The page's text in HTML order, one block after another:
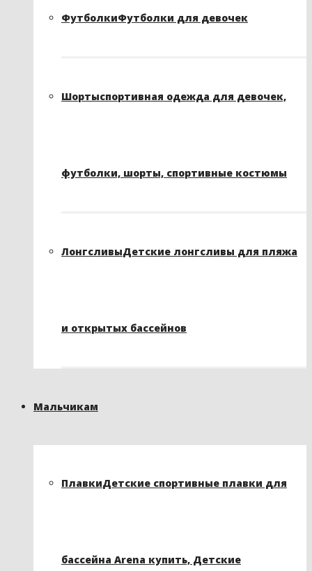
ФутболкиФутболки для девочек
Шортыспортивная одежда для девочек,
футболки, шорты, спортивные костюмы
ЛонгсливыДетские лонгсливы для пляжа
и открытых бассейнов
Мальчикам
ПлавкиДетские спортивные плавки для
бассейна Arena купить, Детские